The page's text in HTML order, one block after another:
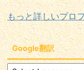
もっと詳しいプロ
Google翻訳